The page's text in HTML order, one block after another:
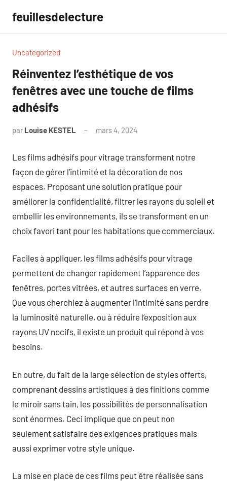
contenu
feuillesdelecture
Uncategorized
Réinventez l’esthétique de vos
fenêtres avec une touche de films
adhésifs
par Louise KESTEL mars 4, 2024
Les films adhésifs pour vitrage transforment notre
façon de gérer l’intimité et la décoration de nos
espaces. Proposant une solution pratique pour
améliorer la confidentialité, filtrer les rayons du soleil et
embellir les environnements, ils se transforment en un
choix favori tant pour les habitations que commerciaux.
Faciles à appliquer, les films adhésifs pour vitrage
permettent de changer rapidement l’apparence des
fenêtres, portes vitrées, et autres surfaces en verre.
Que vous cherchiez à augmenter l’intimité sans perdre
la luminosité naturelle, ou à réduire l’exposition aux
rayons UV nocifs, il existe un produit qui répond à vos
besoins.
En outre, du fait de la large sélection de styles offerts,
comprenant dessins artistiques à des finitions comme
le miroir sans tain, les possibilités de personnalisation
sont énormes. Ceci implique que on peut non
seulement satisfaire des exigences pratiques mais
aussi exprimer votre style unique.
La mise en place de ces films peut être réalisée sans